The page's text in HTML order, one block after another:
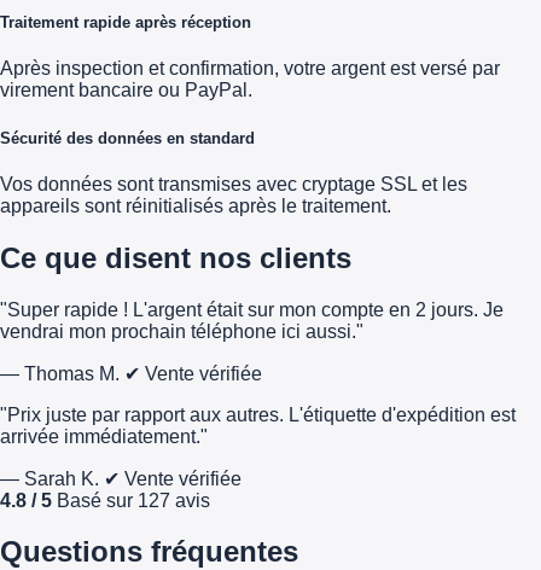
Traitement rapide après réception
Après inspection et confirmation, votre argent est versé par
virement bancaire ou PayPal.
Sécurité des données en standard
Vos données sont transmises avec cryptage SSL et les
appareils sont réinitialisés après le traitement.
Ce que disent nos clients
"Super rapide ! L'argent était sur mon compte en 2 jours. Je
vendrai mon prochain téléphone ici aussi."
— Thomas M. ✔ Vente vérifiée
"Prix juste par rapport aux autres. L'étiquette d'expédition est
arrivée immédiatement."
— Sarah K. ✔ Vente vérifiée
4.8 / 5 Basé sur 127 avis
Questions fréquentes